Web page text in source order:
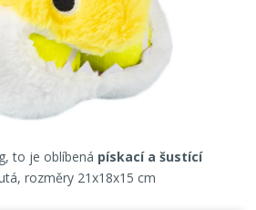
to je oblíbená pískací a šustící
rozměry 21x18x15 cm